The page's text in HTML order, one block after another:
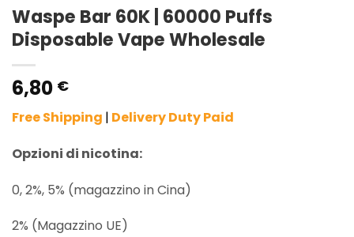
Waspe Bar 60K | 60000 Puffs
Disposable Vape Wholesale
6,80 €
Free Shipping | Delivery Duty Paid
Opzioni di nicotina:
0, 2%, 5% (magazzino in Cina)
2% (Magazzino UE)